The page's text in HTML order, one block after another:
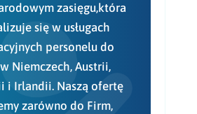
zasięgu,która
się w usługach
personelu do
Niemczech, Austrii,
i Irlandii. Naszą ofertę
zarówno do Firm,